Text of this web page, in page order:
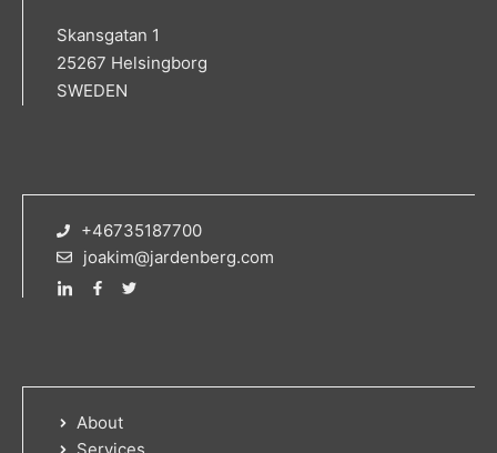
Skansgatan 1
25267 Helsingborg
SWEDEN
+46735187700
joakim@jardenberg.com
About